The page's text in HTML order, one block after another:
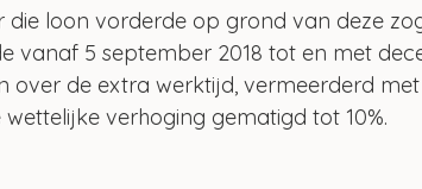
die loon vorderde op grond van deze
vanaf 5 september 2018 tot en met
over de extra werktijd, vermeerderd
verhoging gematigd tot 10%.